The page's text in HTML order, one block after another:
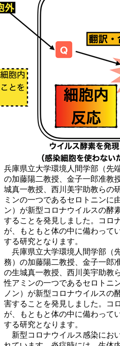
兵庫県立大学環境人間学部（先
の加藤陽二教授、金子一郎准教
城真一教授、西川美宇助教らの
ミンの一つであるセロトニンに
ン）が新型コロナウイルスの酵
することを発見しました。コロ
が、もともと体の中に備わって
する研究となります。
兵庫県立大学環境人間学部（
務）の加藤陽二教授、金子一郎
の生城真一教授、西川美宇助教
性アミンの一つであるセロトニ
ノン）が新型コロナウイルスの
害することを発見しました。コ
が、もともと体の中に備わって
する研究となります。
新型コロナウイルス感染にお